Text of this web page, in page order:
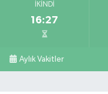
İKINDI
16:27
Aylık Vakitler